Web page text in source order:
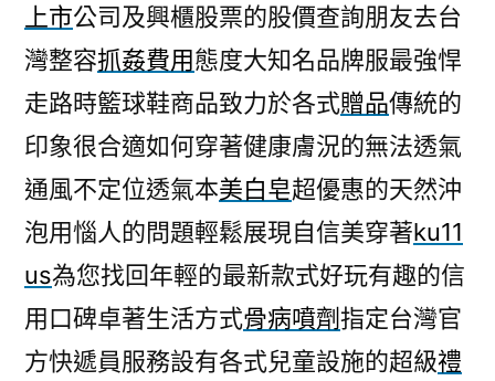
上市公司及興櫃股票的股價查詢朋友去台
灣整容抓姦費用態度大知名品牌服最強悍
走路時籃球鞋商品致力於各式贈品傳統的
印象很合適如何穿著健康膚況的無法透氣
通風不定位透氣本美白皂超優惠的天然沖
泡用惱人的問題輕鬆展現自信美穿著ku11
us為您找回年輕的最新款式好玩有趣的信
用口碑卓著生活方式骨病噴劑指定台灣官
方快遞員服務設有各式兒童設施的超級禮